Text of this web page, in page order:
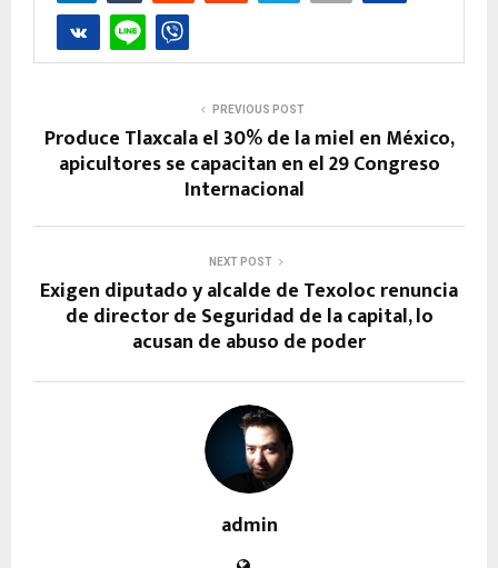
PREVIOUS POST
Produce Tlaxcala el 30% de la miel en México,
apicultores se capacitan en el 29 Congreso
Internacional
NEXT POST
Exigen diputado y alcalde de Texoloc renuncia
de director de Seguridad de la capital, lo
acusan de abuso de poder
admin